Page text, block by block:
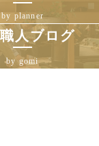
by planner
人ブログ
by gomi